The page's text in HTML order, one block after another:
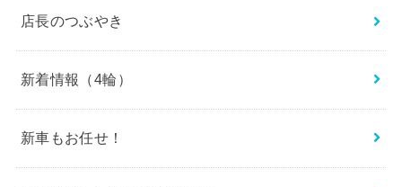
店長のつぶやき
新着情報（4輪）
新車もお任せ！